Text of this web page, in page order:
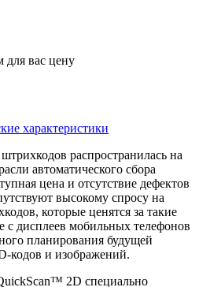
вас цену
характеристики
распространилась на
автоматического сбора
цена и отсутствие дефектов
высокому спросу на
которые ценятся за такие
с дисплеев мобильных телефонов
планирования будущей
кодов и изображений.
2D специально